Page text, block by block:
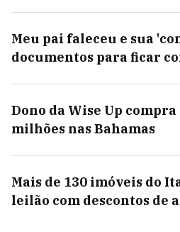
Meu pai faleceu e sua
documentos para ficar
Dono da Wise Up compra
milhões nas Bahamas
Mais de 130 imóveis do
leilão com descontos de